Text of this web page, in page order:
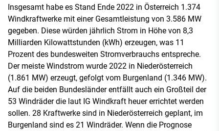
Insgesamt habe es Stand Ende 2022 in Österreich 1.374
Windkraftwerke mit einer Gesamtleistung von 3.586 MW
gegeben. Diese würden jährlich Strom in Höhe von 8,3
Milliarden Kilowattstunden (kWh) erzeugen, was 11
Prozent des bundesweiten Stromverbrauchs entspreche.
Der meiste Windstrom wurde 2022 in Niederösterreich
(1.861 MW) erzeugt, gefolgt vom Burgenland (1.346 MW).
Auf die beiden Bundesländer entfällt auch ein Großteil der
53 Windräder die laut IG Windkraft heuer errichtet werden
sollen. 28 Kraftwerke sind in Niederösterreich geplant, im
Burgenland sind es 21 Windräder. Wenn die Prognose